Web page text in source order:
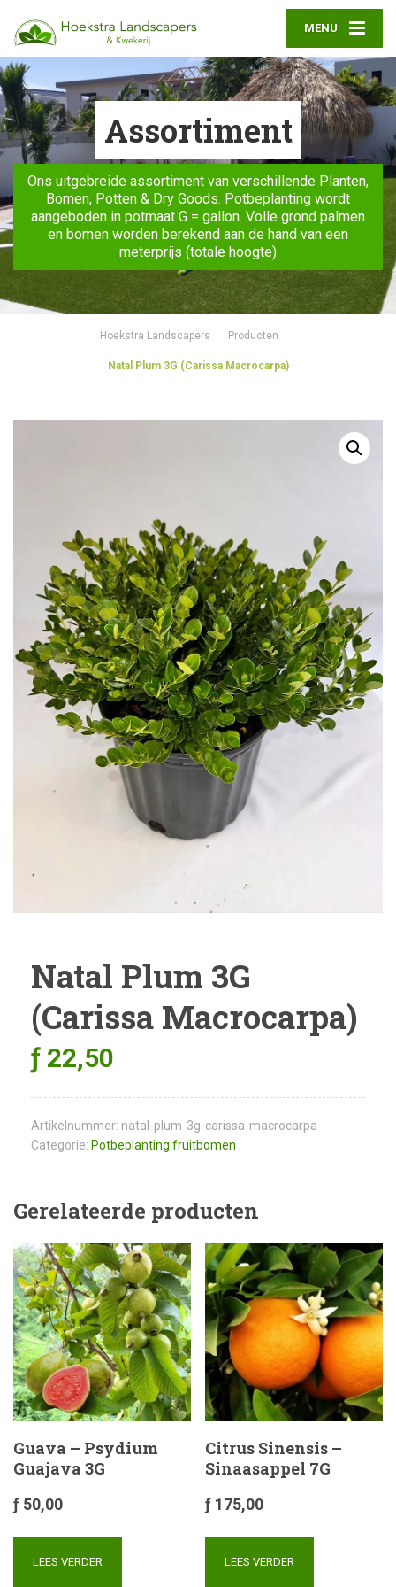
MENU
Assortiment
Ons uitgebreide assortiment van verschillende Planten,
Bomen, Potten & Dry Goods. Potbeplanting wordt
aangeboden in potmaat G = gallon. Volle grond palmen
en bomen worden berekend aan de hand van een
meterprijs (totale hoogte)
Hoekstra Landscapers Producten
Natal Plum 3G (Carissa Macrocarpa)
Natal Plum 3G
(Carissa Macrocarpa)
ƒ 22,50
Artikelnummer: natal-plum-3g-carissa-macrocarpa
Categorie: Potbeplanting fruitbomen
Gerelateerde producten
Guava – Psydium
Guajava 3G
ƒ 50,00
LEES VERDER
Citrus Sinensis –
Sinaasappel 7G
ƒ 175,00
LEES VERDER